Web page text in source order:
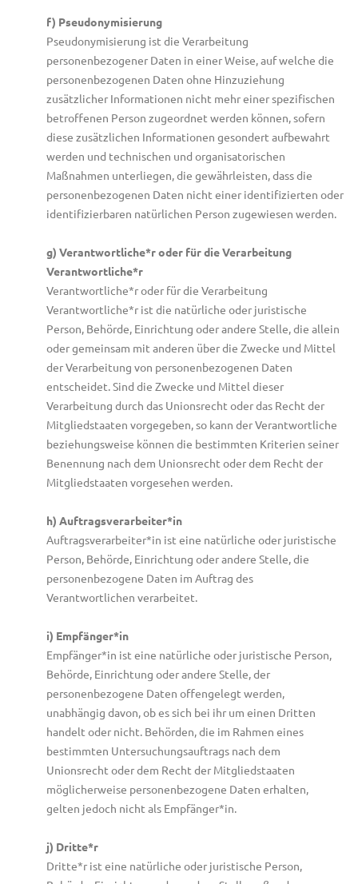
f) Pseudonymisierung
Pseudonymisierung ist die Verarbeitung
personenbezogener Daten in einer Weise, auf welche die
personenbezogenen Daten ohne Hinzuziehung
zusätzlicher Informationen nicht mehr einer spezifischen
betroffenen Person zugeordnet werden können, sofern
diese zusätzlichen Informationen gesondert aufbewahrt
werden und technischen und organisatorischen
Maßnahmen unterliegen, die gewährleisten, dass die
personenbezogenen Daten nicht einer identifizierten oder
identifizierbaren natürlichen Person zugewiesen werden.
g) Verantwortliche*r oder für die Verarbeitung
Verantwortliche*r
Verantwortliche*r oder für die Verarbeitung
Verantwortliche*r ist die natürliche oder juristische
Person, Behörde, Einrichtung oder andere Stelle, die allein
oder gemeinsam mit anderen über die Zwecke und Mittel
der Verarbeitung von personenbezogenen Daten
entscheidet. Sind die Zwecke und Mittel dieser
Verarbeitung durch das Unionsrecht oder das Recht der
Mitgliedstaaten vorgegeben, so kann der Verantwortliche
beziehungsweise können die bestimmten Kriterien seiner
Benennung nach dem Unionsrecht oder dem Recht der
Mitgliedstaaten vorgesehen werden.
h) Auftragsverarbeiter*in
Auftragsverarbeiter*in ist eine natürliche oder juristische
Person, Behörde, Einrichtung oder andere Stelle, die
personenbezogene Daten im Auftrag des
Verantwortlichen verarbeitet.
i) Empfänger*in
Empfänger*in ist eine natürliche oder juristische Person,
Behörde, Einrichtung oder andere Stelle, der
personenbezogene Daten offengelegt werden,
unabhängig davon, ob es sich bei ihr um einen Dritten
handelt oder nicht. Behörden, die im Rahmen eines
bestimmten Untersuchungsauftrags nach dem
Unionsrecht oder dem Recht der Mitgliedstaaten
möglicherweise personenbezogene Daten erhalten,
gelten jedoch nicht als Empfänger*in.
j) Dritte*r
Dritte*r ist eine natürliche oder juristische Person,